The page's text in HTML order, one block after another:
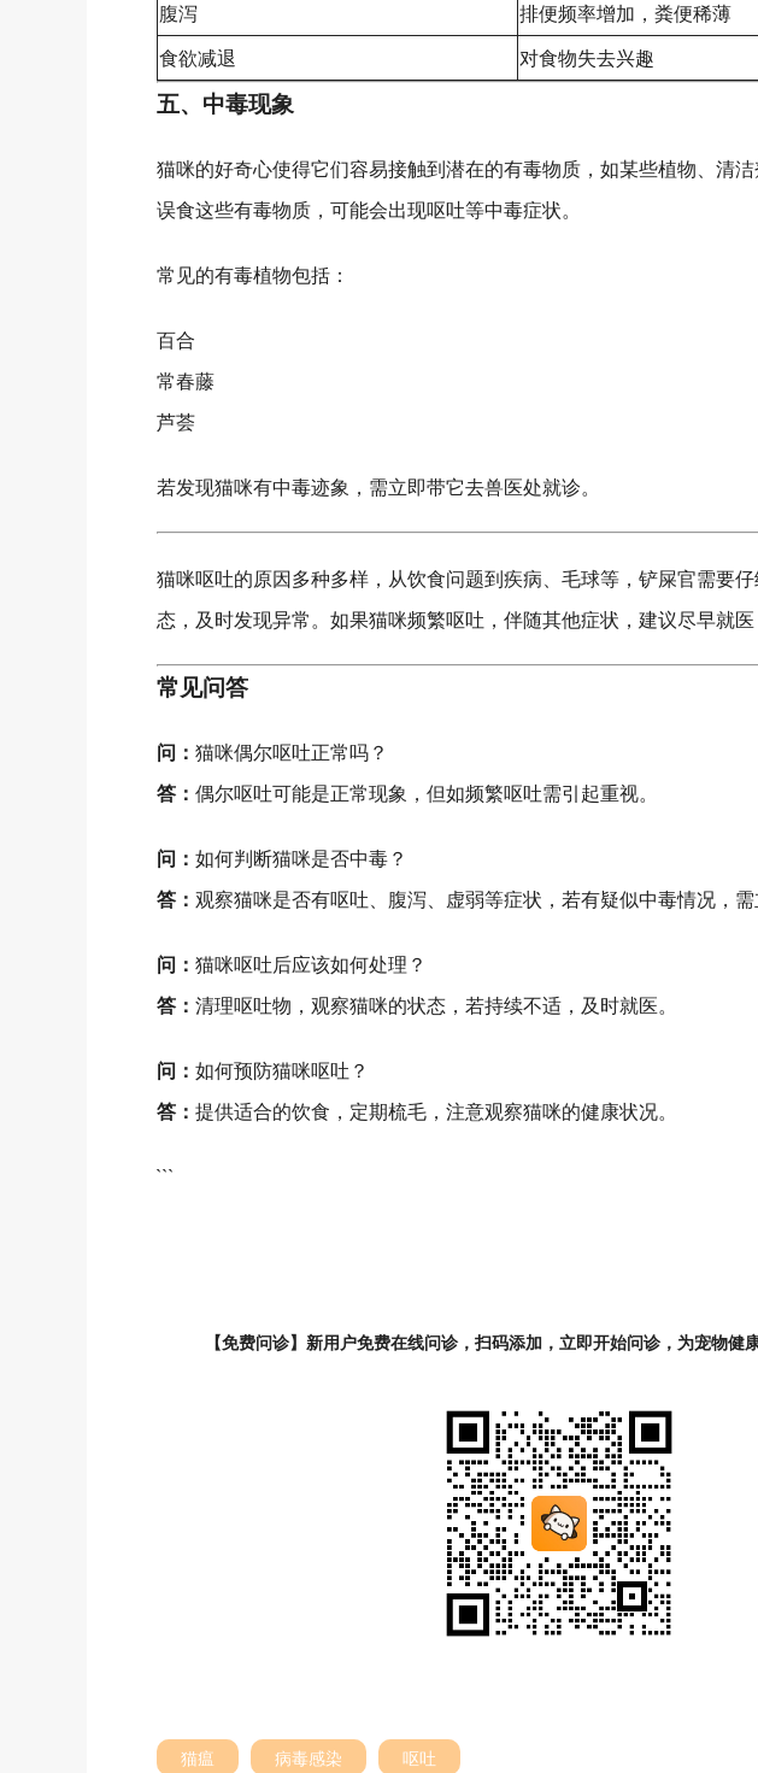
腹泻
排便频率增加，粪便稀薄
食欲减退
对食物失去兴趣
五、中毒现象
猫咪的好奇心使得它们容易接触到潜在的有毒物质，如某些植物、清
误食这些有毒物质，可能会出现呕吐等中毒症状。
常见的有毒植物包括：
百合
常春藤
芦荟
若发现猫咪有中毒迹象，需立即带它去兽医处就诊。
猫咪呕吐的原因多种多样，从饮食问题到疾病、毛球等，铲屎官需要
态，及时发现异常。如果猫咪频繁呕吐，伴随其他症状，建议尽早就医
常见问答
问： 猫咪偶尔呕吐正常吗？
答： 偶尔呕吐可能是正常现象，但如频繁呕吐需引起重视。
问： 如何判断猫咪是否中毒？
答： 观察猫咪是否有呕吐、腹泻、虚弱等症状，若有疑似中毒情况，需
问： 猫咪呕吐后应该如何处理？
答： 清理呕吐物，观察猫咪的状态，若持续不适，及时就医。
问： 如何预防猫咪呕吐？
答： 提供适合的饮食，定期梳毛，注意观察猫咪的健康状况。
```
【免费问诊】新用户免费在线问诊，扫码添加，立即开始问诊，为宠物健
猫瘟 病毒感染 呕吐